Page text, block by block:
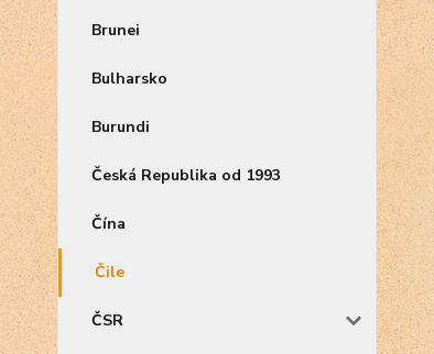
Brunei
Bulharsko
Burundi
Česká Republika od 1993
Čína
Čile
ČSR